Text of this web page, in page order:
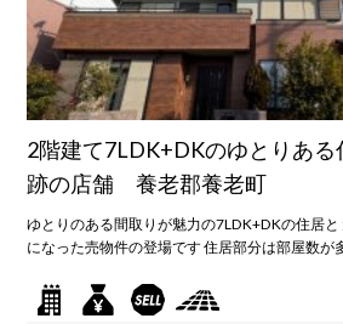
2階建て7LDK+DKのゆとりある
跡の店舗 養老郡養老町
ゆとりのある間取りが魅力の7LDK+DKの住居
になった売物件の登場です 住居部分は部屋数が